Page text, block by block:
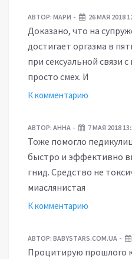
АВТОР: МАРИ 26 МАЯ 2018
Доказано, что на
достигает оргазма в
при сексуальной связи
просто смех. И
К комментарию
АВТОР: АННА 7 МАЯ 2018
Тоже помогло
быстро и эффективно
гнид. Средство не
миаслянистая
К комментарию
АВТОР: BABYSTARS.COM.UA
Процитирую прошлого